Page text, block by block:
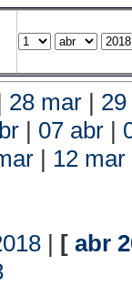
28 mar |
| 07 abr |
| 12 mar
| [ abr